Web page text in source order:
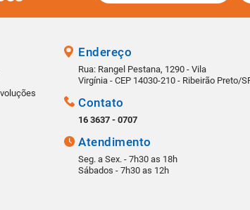
Endereço
Rua: Rangel Pestana, 1290 - Vila
Virgínia - CEP 14030-210 - Ribeirão Preto/
Contato
16 3637 - 0707
Atendimento
Seg. a Sex. - 7h30 as 18h
Sábados - 7h30 as 12h